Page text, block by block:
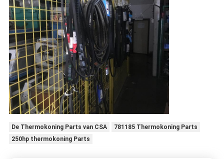
De Thermokoning Parts van CSA
781185 Thermokoning Parts
250hp thermokoning Parts